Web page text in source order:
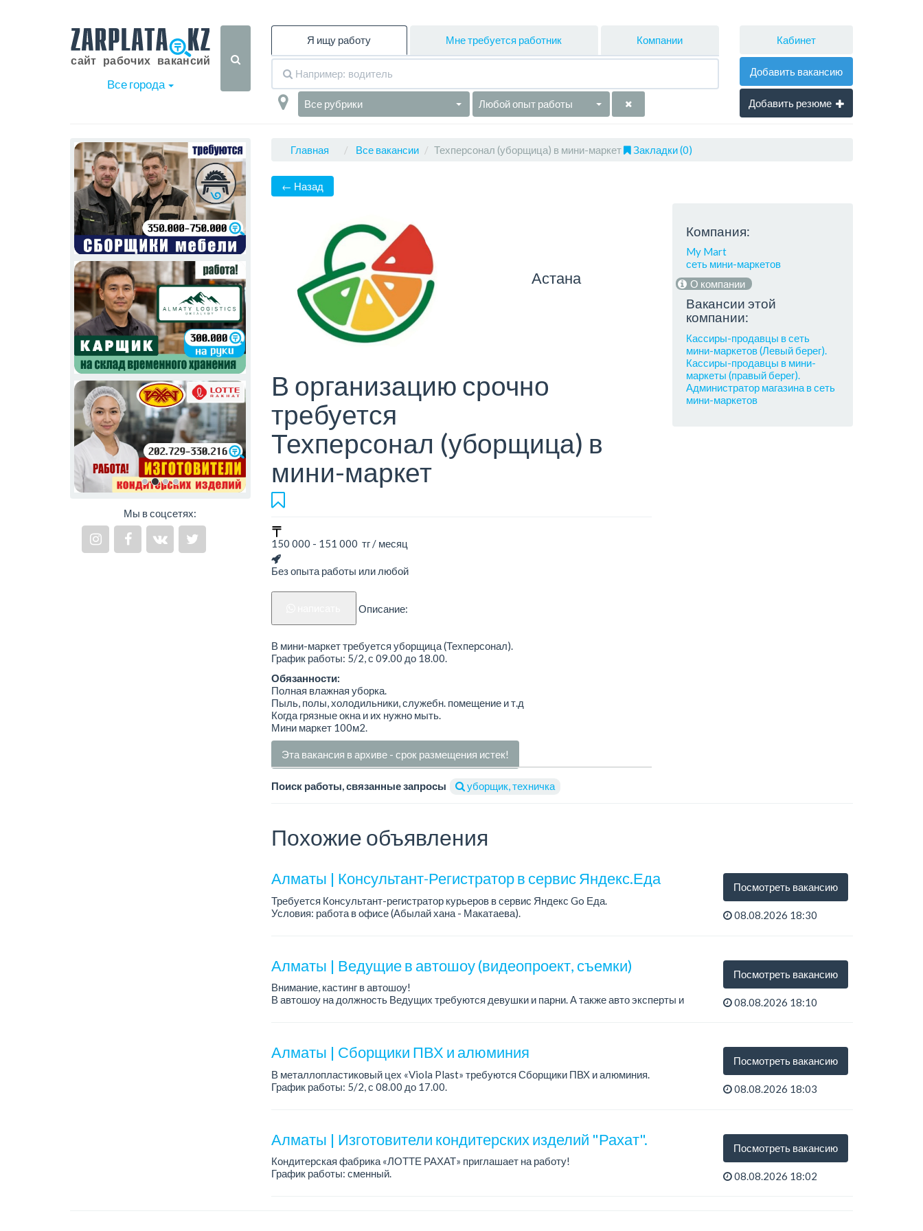
Все города
Я ищу работу Мне требуется работник Компании
Все рубрики Любой опыт работы
Кабинет
Добавить вакансию
Добавить резюме
Мы в соцсетях:
Главная Все вакансии Техперсонал (уборщица) в мини-маркет Закладки (0)
← Назад
Астана
В организацию срочно
требуется
Техперсонал (уборщица) в
мини-маркет
150 000 - 151 000 тг / месяц
Без опыта работы или любой
Описание:
В мини-маркет требуется уборщица (Техперсонал).
График работы: 5/2, с 09.00 до 18.00.
Обязанности:
Полная влажная уборка.
Пыль, полы, холодильники, служебн. помещение и т.д
Когда грязные окна и их нужно мыть.
Мини маркет 100м2.
Эта вакансия в архиве - срок размещения истек!
Поиск работы, связанные запросы уборщик, техничка
Компания:
My Mart
сеть мини-маркетов
О компании
Вакансии этой
компании:
Кассиры-продавцы в сеть
мини-маркетов (Левый берег).
Кассиры-продавцы в мини-
маркеты (правый берег).
Администратор магазина в сеть
мини-маркетов
Похожие объявления
Алматы | Консультант-Регистратор в сервис Яндекс.Еда
Требуется Консультант-регистратор курьеров в сервис Яндекс Go Еда.
Условия: работа в офисе (Абылай хана - Макатаева).
Посмотреть вакансию
08.08.2026 18:30
Алматы | Ведущие в автошоу (видеопроект, съемки)
Внимание, кастинг в автошоу!
В автошоу на должность Ведущих требуются девушки и парни. А также авто эксперты и
– знание автомоб...
Посмотреть вакансию
08.08.2026 18:10
Алматы | Сборщики ПВХ и алюминия
В металлопластиковый цех «Viola Plast» требуются Сборщики ПВХ и алюминия.
График работы: 5/2, с 08.00 до 17.00.
Посмотреть вакансию
08.08.2026 18:03
Алматы | Изготовители кондитерских изделий "Рахат".
Кондитерская фабрика «ЛОТТЕ РАХАТ» приглашает на работу!
График работы: сменный.
Посмотреть вакансию
08.08.2026 18:02